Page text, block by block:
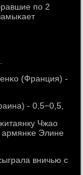
пο 2
(Франция) -
- 0,5−0,5,
Чжао
Элине
вничью с